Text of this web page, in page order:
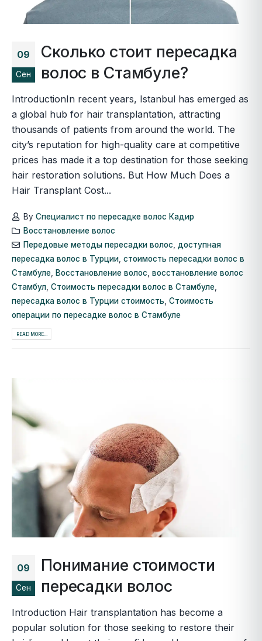
09
Сен
Сколько стоит пересадка
волос в Стамбуле?
IntroductionIn recent years, Istanbul has emerged as
a global hub for hair transplantation, attracting
thousands of patients from around the world. The
city’s reputation for high-quality care at competitive
prices has made it a top destination for those seeking
hair restoration solutions. But How Much Does a
Hair Transplant Cost...
By Специалист по пересадке волос Кадир
Восстановление волос
Передовые методы пересадки волос доступная
пересадка волос в Турции стоимость пересадки волос в
Стамбуле
Восстановление волос восстановление волос
Стамбул Стоимость пересадки волос в Стамбуле
пересадка волос в Турции стоимость Стоимость
операции по пересадке волос в Стамбуле
READ MORE...
09
Сен
Понимание стоимости
пересадки волос
Introduction Hair transplantation has become a
popular solution for those seeking to restore their